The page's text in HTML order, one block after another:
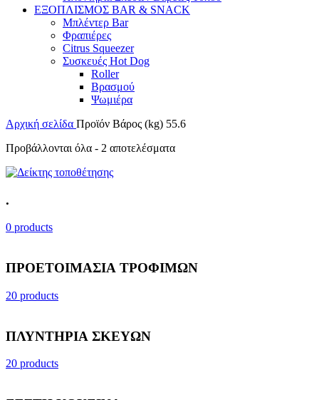
ΕΞΟΠΛΙΣΜΟΣ BAR & SNACK
Μπλέντερ Bar
Φραπιέρες
Citrus Squeezer
Συσκευές Hot Dog
Roller
Βρασμού
Ψωμιέρα
Αρχική σελίδα Προϊόν Βάρος (kg) 55.6
Προβάλλονται όλα - 2 αποτελέσματα
.
0 products
ΠΡΟΕΤΟΙΜΑΣΙΑ ΤΡΟΦΙΜΩΝ
20 products
ΠΛΥΝΤΗΡΙΑ ΣΚΕΥΩΝ
20 products